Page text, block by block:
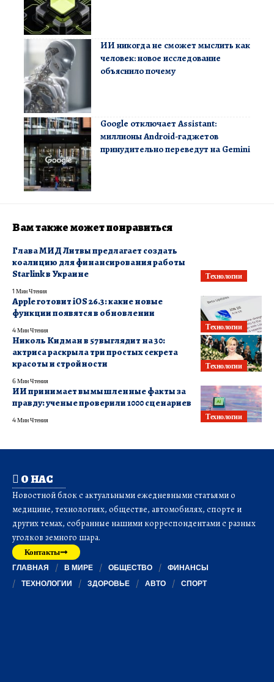
ИИ никогда не сможет мыслить как
человек: новое исследование
объяснило почему
Google отключает Assistant:
миллионы Android-гаджетов
принудительно переведут на Gemini
Вам также может понравиться
Технологии
Глава МИД Литвы предлагает создать
коалицию для финансирования работы
Starlink в Украине
1 Мин Чтения
Технологии
Apple готовит iOS 26.3: какие новые
функции появятся в обновлении
4 Мин Чтения
Технологии
Николь Кидман в 57 выглядит на 30:
актриса раскрыла три простых секрета
красоты и стройности
6 Мин Чтения
Технологии
ИИ принимает вымышленные факты за
правду: ученые проверили 1000 сценариев
4 Мин Чтения
О НАС
Новостной блок с актуальными ежедневными статьями о
медицине, технологиях, обществе, автомобилях, спорте и
других темах, собранные нашими корреспондентами с разных
уголков земного шара.
Контакты
ГЛАВНАЯ В МИРЕ ОБЩЕСТВО
ФИНАНСЫ
ТЕХНОЛОГИИ
ЗДОРОВЬЕ АВТО СПОРТ